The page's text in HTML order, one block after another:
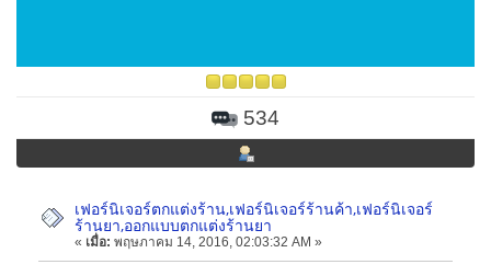
534
เฟอร์นิเจอร์ตกแต่งร้าน,เฟอร์นิเจอร์ร้านค้า,เฟอร์นิเจอร์
ร้านยา,ออกแบบตกแต่งร้านยา
« เมื่อ: พฤษภาคม 14, 2016, 02:03:32 AM »